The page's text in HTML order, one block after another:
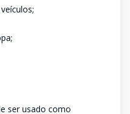
ser usado como